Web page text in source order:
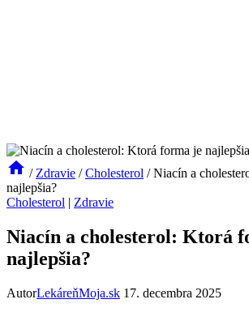
/ Zdravie / Cholesterol / Niacín a
najlepšia?
Cholesterol | Zdravie
Niacín a cholesterol: Ktorá
najlepšia?
AutorLekáreňMoja.sk 17. decembra 2025